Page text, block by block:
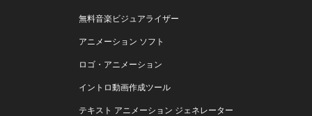
無料音楽ビジュアライザー
アニメーション ソフト
ロゴ・アニメーション
イントロ動画作成ツール
テキスト アニメーション ジェネレーター